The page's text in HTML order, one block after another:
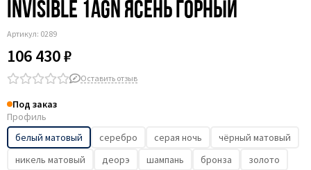
Invisible 1AGN ясень горный
Артикул: 0289
106 430 ₽
Оставить отзыв
Под заказ
Профиль
белый матовый
серебро серая ночь
чёрный матовый
никель матовый
деорэ шампань бронза
золото